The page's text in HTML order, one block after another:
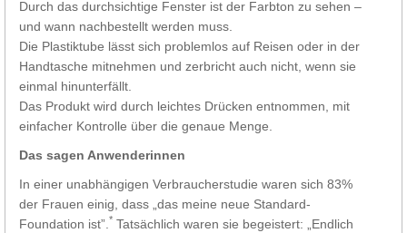
Durch das durchsichtige Fenster ist der Farbton zu sehen –
und wann nachbestellt werden muss.
Die Plastiktube lässt sich problemlos auf Reisen oder in der
Handtasche mitnehmen und zerbricht auch nicht, wenn sie
einmal hinunterfällt.
Das Produkt wird durch leichtes Drücken entnommen, mit
einfacher Kontrolle über die genaue Menge.
Das sagen Anwenderinnen
In einer unabhängigen Verbraucherstudie waren sich 83%
der Frauen einig, dass „das meine neue Standard-
Foundation ist”. * Tatsächlich waren sie begeistert: „Endlich